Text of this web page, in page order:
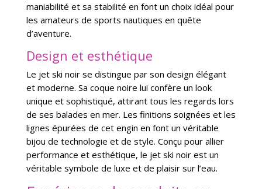
maniabilité et sa stabilité en font un choix idéal pour
les amateurs de sports nautiques en quête
d’aventure.
Design et esthétique
Le jet ski noir se distingue par son design élégant
et moderne. Sa coque noire lui confère un look
unique et sophistiqué, attirant tous les regards lors
de ses balades en mer. Les finitions soignées et les
lignes épurées de cet engin en font un véritable
bijou de technologie et de style. Conçu pour allier
performance et esthétique, le jet ski noir est un
véritable symbole de luxe et de plaisir sur l’eau.